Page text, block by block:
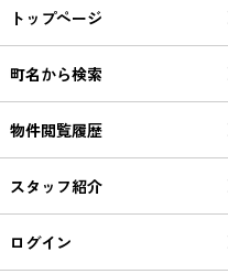
トップページ
町名から検索
物件閲覧履歴
スタッフ紹介
ログイン